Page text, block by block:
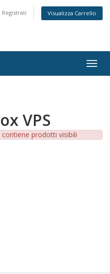
Registrati Visualizza Carrello
VPS
prodotti visibili